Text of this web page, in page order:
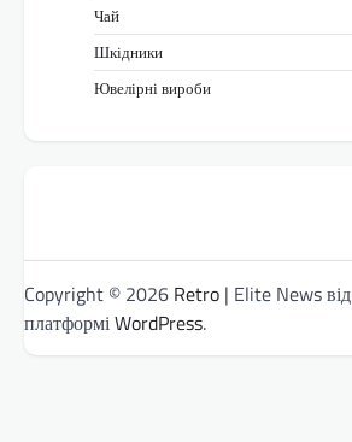
Чай
Шкідники
Ювелірні вироби
Copyright © 2026 Retro | Elite News від
платформіWordPress.